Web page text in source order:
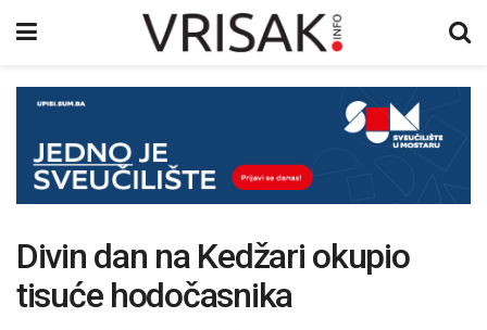
Divin dan na Kedžari okupio
tisuće hodočasnika